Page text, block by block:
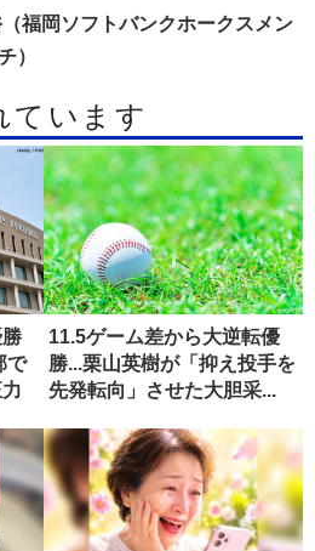
福岡ソフトバンクホークスメン
）
ています
で
11.5ゲーム差から大逆転優
勝...栗山英樹が「抑え投手を
先発転向」させた大胆采...